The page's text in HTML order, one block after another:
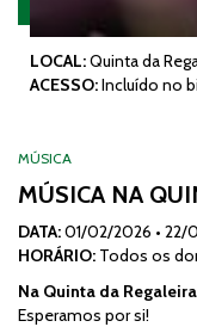
LOCAL:Quinta da
ACESSO:Incluído no
MÚSICA
MÚSICA NA
DATA:01/02/2026 • 22/
HORÁRIO: Todos os
Na Quinta da Regaleira
Esperamos por si!